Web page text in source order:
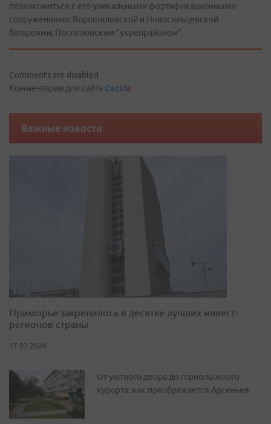
познакомиться с его уникальными фортификационными
сооружениями: Ворошиловской и Новосильцевской
батареями, Поспеловским "укрепрайоном".
Comments are disabled
Комментарии для сайта Cackle
Важные новости
Приморье закрепилось в десятке лучших инвест-
регионов страны
17.07.2026
От уютного двора до горнолыжного
курорта: как преображается Арсеньев